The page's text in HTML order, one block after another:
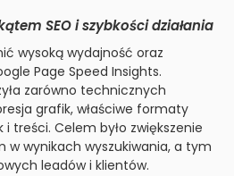
SEO i szybkości działania
wysoką wydajność oraz
Page Speed Insights.
zarówno technicznych
grafik, właściwe formaty
treści. Celem było zwiększenie
w wynikach wyszukiwania, a tym
leadów i klientów.